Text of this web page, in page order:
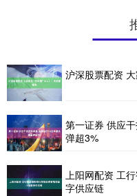
沪深股票配资
第一证券 供应
弹超3%
上阳网配资 工
字供应链